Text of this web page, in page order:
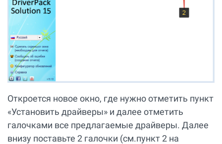
Откроется новое окно, где нужно отметить пункт
«Установить драйверы» и далее отметить
галочками все предлагаемые драйверы. Далее
внизу поставьте 2 галочки (см.пункт 2 на